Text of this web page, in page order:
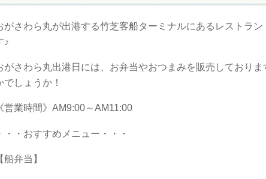
がさわら丸が出港する竹芝客船ターミナルにあるレストラ
♪
がさわら丸出港日には、お弁当やおつまみを販売しており
でしょうか！
《営業時間》AM9:00～AM11:00
・・おすすめメニュー・・・
【船弁当】